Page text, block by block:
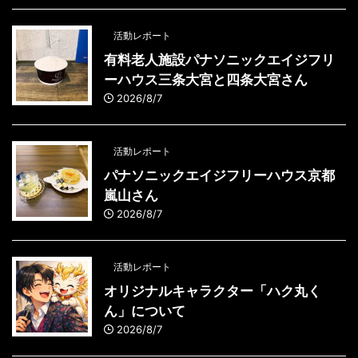
活動レポート
有料老人施設パナソニックエイジフリ
ーハウス三条大宮と四条大宮さん
2026/8/7
活動レポート
パナソニックエイジフリーハウス京都
嵐山さん
2026/8/7
活動レポート
オリジナルキャラクター「ハク丸く
ん」について
2026/8/7